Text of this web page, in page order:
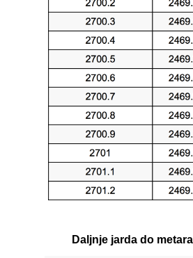
Daljnje jarda do